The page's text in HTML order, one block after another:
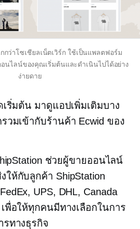
กว่าโซเชียลเน็ตเวิร์ก ใช้เป็นแพลตฟอร์ม
นไลน์ของคุณเริ่มต้นและดำเนินไปได้อย่าง
ง่ายดาย
ริ่มต้น มาดูแอปเพิ่มเติมบาง
วมเข้ากับร้านค้า Ecwid ของ
ช่วยผู้ขายออนไลน์
ให้กับลูกค้า ShipStation
UPS, DHL, Canada
พื่อให้ทุกคนมีทางเลือกในการ
รทางธุรกิจ